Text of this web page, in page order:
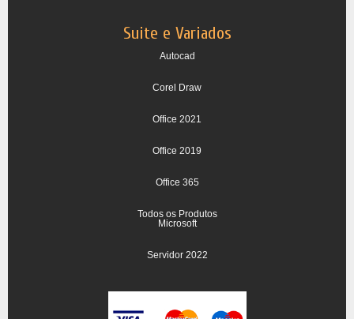
Suite e Variados
Autocad
Corel Draw
Office 2021
Office 2019
Office 365
Todos os Produtos
Microsoft
Servidor 2022